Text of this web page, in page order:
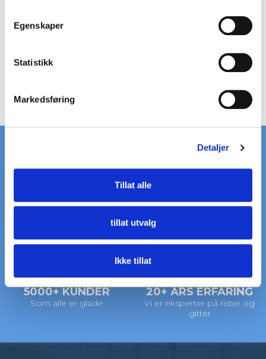
Egenskaper
Statistikk
Markedsføring
Detaljer
Tillat alle
tillat utvalg
Ikke tillat
LEVERING VI HJELPER DEG
5000+ KUNDER
Som alle er glade
20+ ÅRS ERFARING
Vi er eksperter på rister og
gitter